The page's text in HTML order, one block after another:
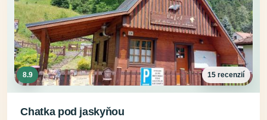
8.9 15 recenzií
Chatka pod jaskyňou